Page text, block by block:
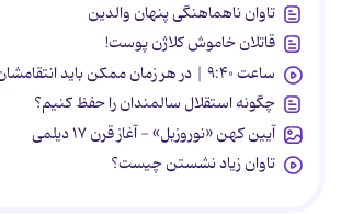
تاوان ناهماهنگی پنهان والدین
قاتلان خاموش کلاژن پوست!
ساعت ۹:۴۰ | در هر زمان ممکن باید انتقامشان را پس بدهند
چگونه استقلال سالمندان را حفظ کنیم؟
آیین کهن «نوروزبل» - آغاز قرن ۱۷ دیلمی
تاوان زیاد نشستن چیست؟